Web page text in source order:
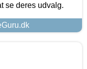
se deres udvalg.